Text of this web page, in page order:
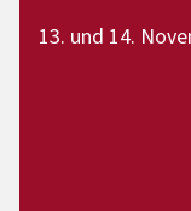
13. und 14.